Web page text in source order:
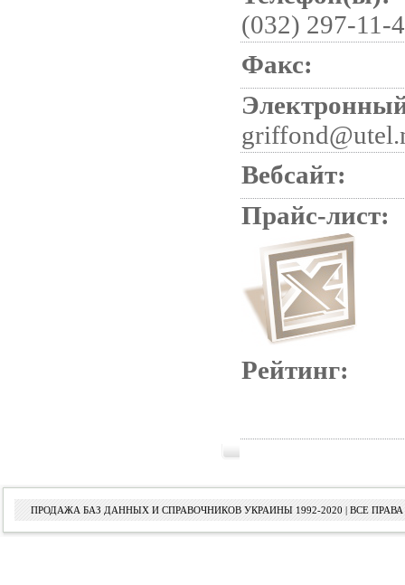
(032) 297-11-
Факс:
Вебсайт:
Прайс-лист:
Рейтинг:
ПРОДАЖА БАЗ ДАННЫХ И СПРАВОЧНИКОВ УКРАИНЫ 1992-2020 | ВСЕ